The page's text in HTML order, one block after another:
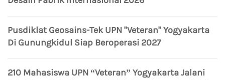
Pusdiklat Geosains-Tek UPN "Veteran" Yogyakarta
Di Gunungkidul Siap Beroperasi 2027
210 Mahasiswa UPN “Veteran” Yogyakarta Jalani